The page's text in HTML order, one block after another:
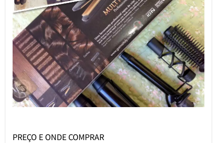
PREÇO E ONDE COMPRAR